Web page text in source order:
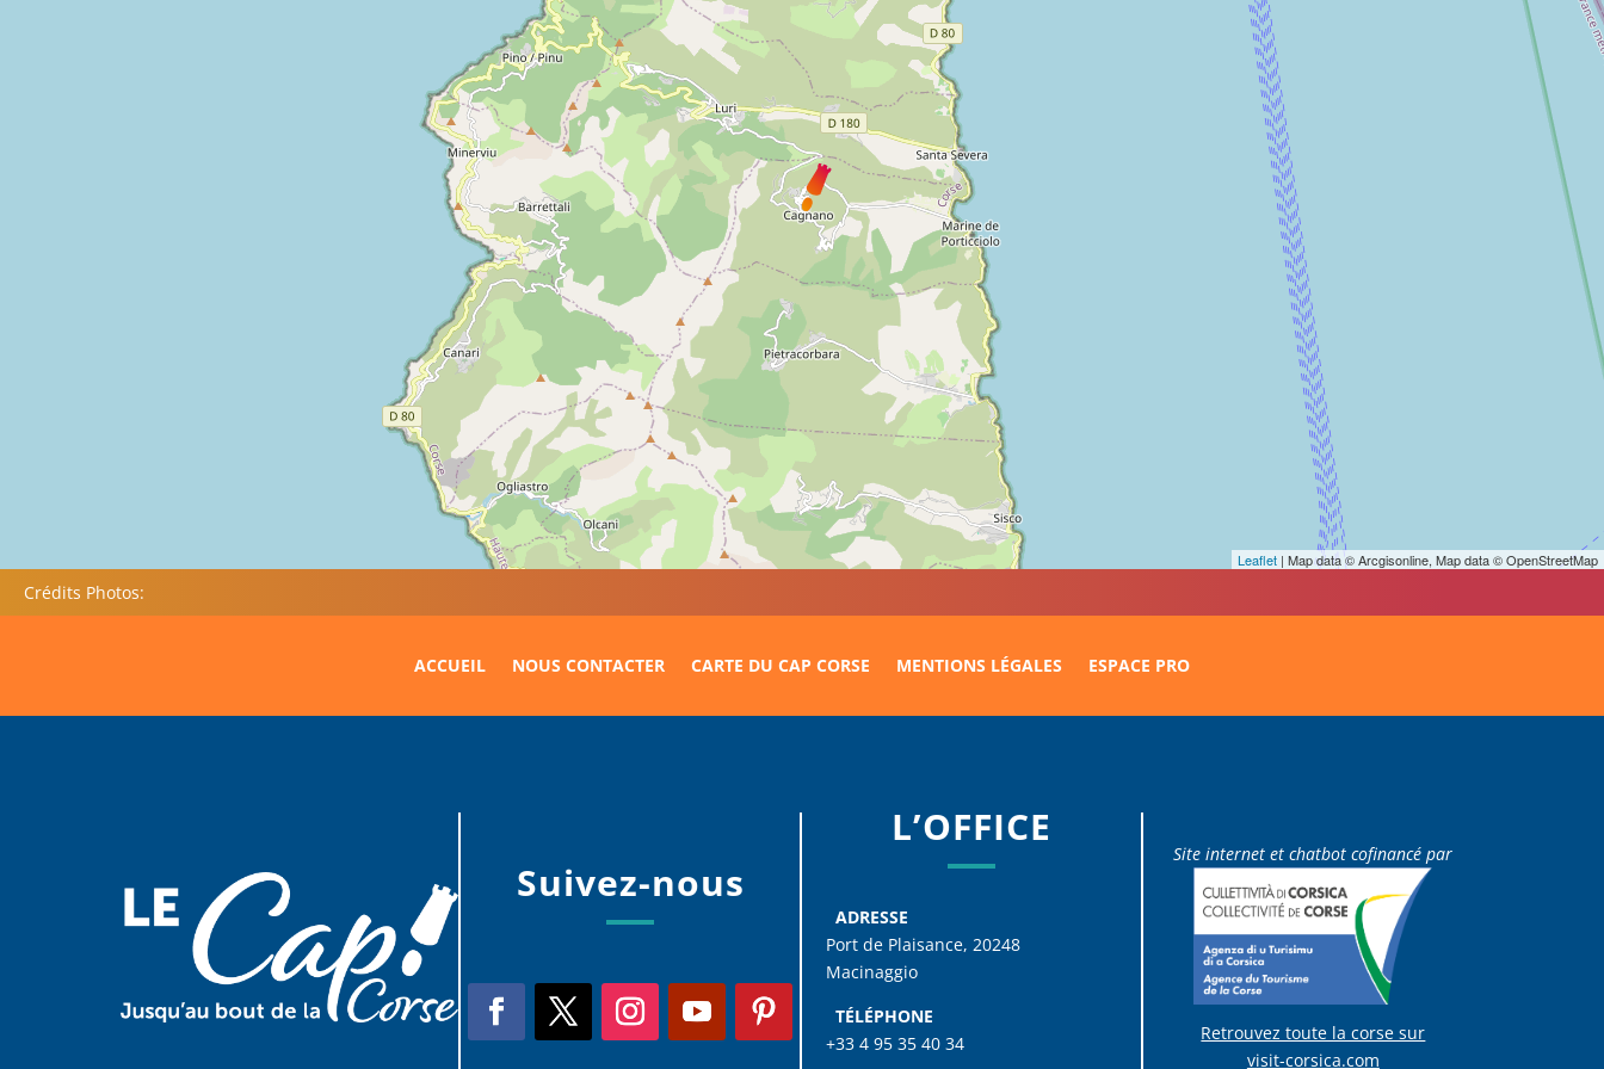
Leaflet | Map data © Arcgisonline, Map data © OpenStreetMap
Crédits Photos:
ACCUEIL NOUS CONTACTER CARTE DU CAP CORSE MENTIONS LÉGALES ESPACE PRO
Suivez-nous
L’OFFICE
ADRESSE
Port de Plaisance, 20248
Macinaggio
TÉLÉPHONE
+33 4 95 35 40 34
Site internet et chatbot cofinancé par
Retrouvez toute la corse sur
visit-corsica.com